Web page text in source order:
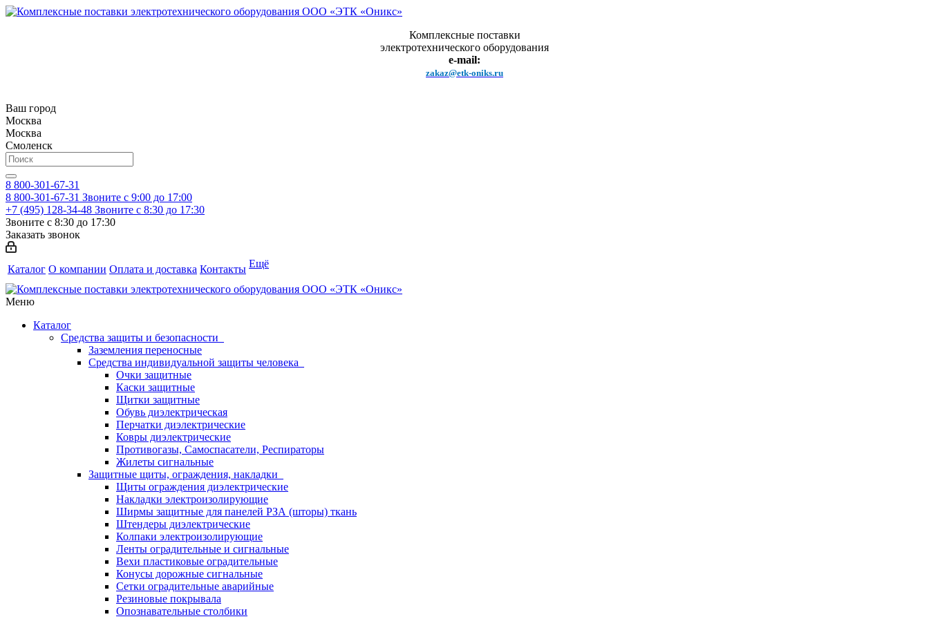
Комплексные поставки
электротехнического оборудования
e-mail:
zakaz@etk-oniks.ru
Ваш город
Москва
Москва
Смоленск
8 800-301-67-31
8 800-301-67-31 Звоните с 9:00 до 17:00
+7 (495) 128-34-48 Звоните с 8:30 до 17:30
Звоните с 8:30 до 17:30
Заказать звонок
Каталог О компании Оплата и доставка Контакты Ещё
Меню
Каталог
Средства защиты и безопасности
Заземления переносные
Средства индивидуальной защиты человека
Очки защитные
Каски защитные
Щитки защитные
Обувь диэлектрическая
Перчатки диэлектрические
Ковры диэлектрические
Противогазы, Самоспасатели, Респираторы
Жилеты сигнальные
Защитные щиты, ограждения, накладки
Щиты ограждения диэлектрические
Накладки электроизолирующие
Ширмы защитные для панелей РЗА (шторы) ткань
Штендеры диэлектрические
Колпаки электроизолирующие
Ленты оградительные и сигнальные
Вехи пластиковые оградительные
Конусы дорожные сигнальные
Сетки оградительные аварийные
Резиновые покрывала
Опознавательные столбики